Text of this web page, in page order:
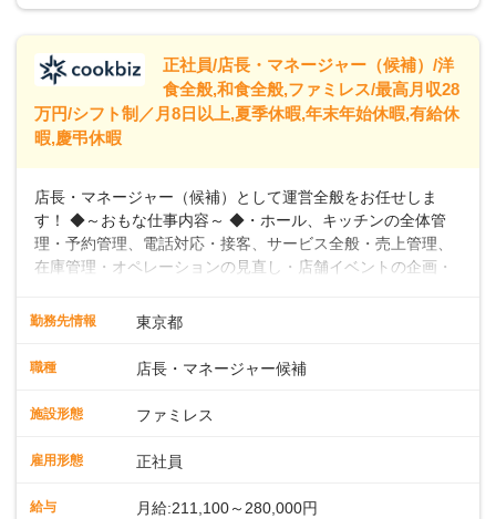
います。
給245,800円～②エリア社員 ：月給
正社員/店長・マネージャー（候補）/洋
食全般,和食全般,ファミレス/最高月収28
万円/シフト制／月8日以上,夏季休暇,年末年始休暇,有給休
暇,慶弔休暇
店長・マネージャー（候補）として運営全般をお任せしま
す！ ◆～おもな仕事内容～ ◆・ホール、キッチンの全体管
理・予約管理、電話対応・接客、サービス全般・売上管理、
在庫管理・オペレーションの見直し・店舗イベントの企画・
入社後はスキルに合わせた業務からお任せしますので、徐々
向上を目指すDX推進～ ◆すかいらーくのレストランでは、
スタッフの働きやすさをサポートしています。配膳ロボット
や歩行数が約40%も削減されました！また、配膳ロボットに
なDX（デジタルトランスフォーメーション）の取り組みを進
勤務先情報 東京都
職種 店長・マネージャー候補
施設形態 ファミレス
雇用形態 正社員
給与 月給:211,100～280,000円